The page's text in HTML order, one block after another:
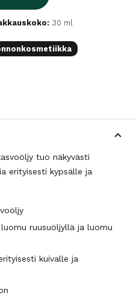
30 ml
tuo näkyvästi
erityisesti kypsälle ja
ruusuöljyllä ja luomu
kuivalle ja